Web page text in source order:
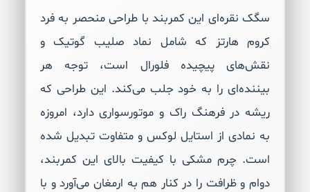
سگک نقره‌ای این کمربند با طراحی منحصر به فرد
کروم هارتز که شامل نماد صلیب گوتیک و
نقش‌های پیچیده فلورال است، توجه هر
بیننده‌ای را به خود جلب می‌کند. این طراحی که
ریشه در فرهنگ راک و موتورسواری دارد، امروزه
به نمادی از استایل لوکس و متفاوت تبدیل شده
است. چرم مشکی با کیفیت بالای این کمربند،
دوام و ظرافت را در کنار هم به ارمغان می‌آورد و با